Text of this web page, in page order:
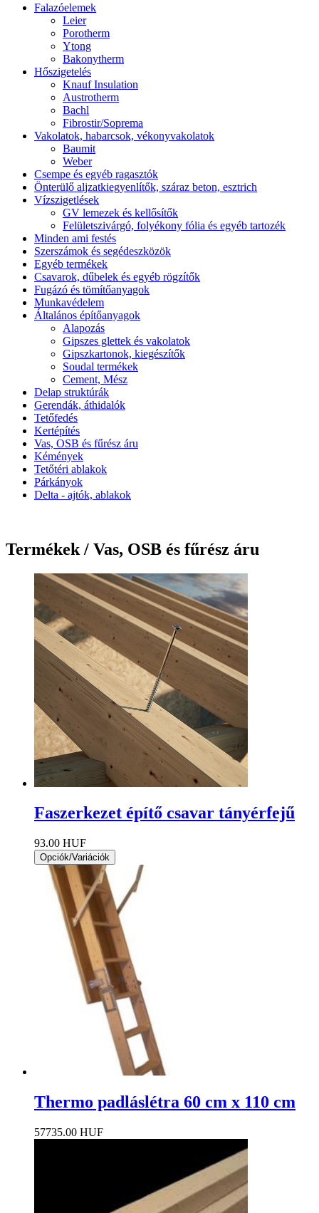
Falazóelemek
Leier
Porotherm
Ytong
Bakonytherm
Hőszigetelés
Knauf Insulation
Austrotherm
Bachl
Fibrostir/Soprema
Vakolatok, habarcsok, vékonyvakolatok
Baumit
Weber
Csempe és egyéb ragasztók
Önterülő aljzatkiegyenlítők, száraz beton, esztrich
Vízszigetlések
GV lemezek és kellősítők
Felületszivárgó, folyékony fólia és egyéb tartozék
Minden ami festés
Szerszámok és segédeszközök
Egyéb termékek
Csavarok, dűbelek és egyéb rögzítők
Fugázó és tömítőanyagok
Munkavédelem
Általános építőanyagok
Alapozás
Gipszes glettek és vakolatok
Gipszkartonok, kiegészítők
Soudal termékek
Cement, Mész
Delap struktúrák
Gerendák, áthidalók
Tetőfedés
Kertépítés
Vas, OSB és fűrész áru
Kémények
Tetőtéri ablakok
Párkányok
Delta - ajtók, ablakok
Termékek / Vas, OSB és fűrész áru
Faszerkezet építő csavar tányérfejű
93.00 HUF
Opciók/Variációk
Thermo padláslétra 60 cm x 110 cm
57735.00 HUF